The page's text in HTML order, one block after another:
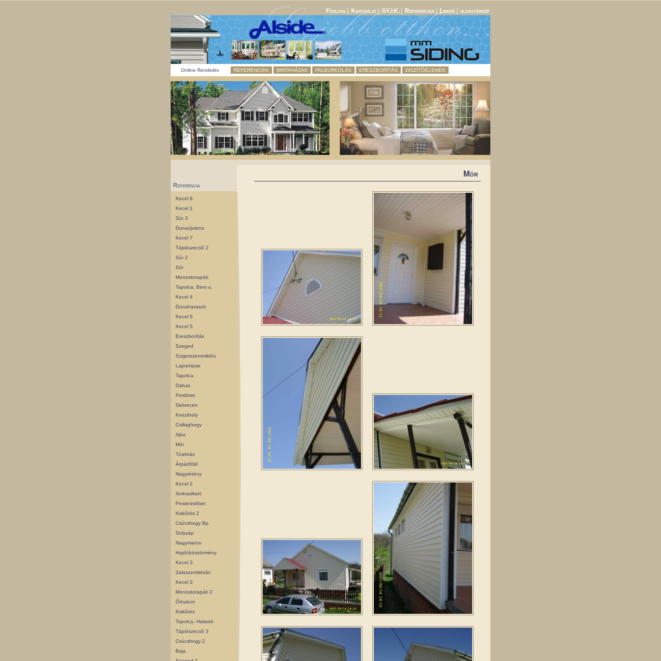
Fõoldal Kapcsolat GY.I.K. Referenciák Linkek oldaltérkép
Online Rendelés REFERENCIÁK MINTAHÁZAK FALBURKOLÁS ERESZBORÍTÁS DISZÍTÕELEMEK
Referencia
Kecel 8
Kecel 1
Súr 3
Dunaújváros
Kecel 7
Tápiószecsõ 2
Súr 2
Súr
Monostorapáti
Tapolca, Bem u.
Kecel 4
Dunaharaszti
Kecel 6
Kecel 5
Ereszborítás
Szeged
Szigetszentmiklós
Lajosmizse
Tapolca
Dabas
Pestimre
Debrecen
Keszthely
Csillaghegy
Ajka
Mór
Tóalmás
Árpádföld
Nagytétény
Kecel 2
Soltvadkert
Pesterzsébet
Kiskõrös 2
Csúcshegy Bp.
Sülysáp
Nagymaros
Hajdúböszörmény
Kecel 3
Zalaszentistván
Kecel 3
Monostorapáti 2
Õrhalom
Kiskõrös
Tapolca, Halastó
Tápiószecsõ 3
Csúcshegy 2
Baja
Mór